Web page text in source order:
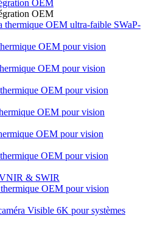
OEM
OEM
thermique OEM ultra-faible SWaP-
OEM pour vision
OEM pour vision
OEM pour vision
OEM pour vision
OEM pour vision
OEM pour vision
& SWIR
OEM pour vision
Visible 6K pour systèmes